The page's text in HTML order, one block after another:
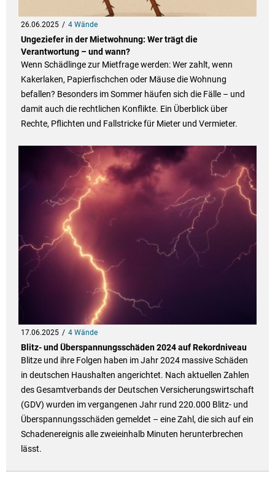
26.06.2025 4 Wände
Ungeziefer in der Mietwohnung: Wer trägt die
Verantwortung – und wann?
Wenn Schädlinge zur Mietfrage werden: Wer zahlt, wenn
Kakerlaken, Papierfischchen oder Mäuse die Wohnung
befallen? Besonders im Sommer häufen sich die Fälle – und
damit auch die rechtlichen Konflikte. Ein Überblick über
Rechte, Pflichten und Fallstricke für Mieter und Vermieter.
17.06.2025 4 Wände
Blitz- und Überspannungsschäden 2024 auf Rekordniveau
Blitze und ihre Folgen haben im Jahr 2024 massive Schäden
in deutschen Haushalten angerichtet. Nach aktuellen Zahlen
des Gesamtverbands der Deutschen Versicherungswirtschaft
(GDV) wurden im vergangenen Jahr rund 220.000 Blitz- und
Überspannungsschäden gemeldet – eine Zahl, die sich auf ein
Schadenereignis alle zweieinhalb Minuten herunterbrechen
lässt.